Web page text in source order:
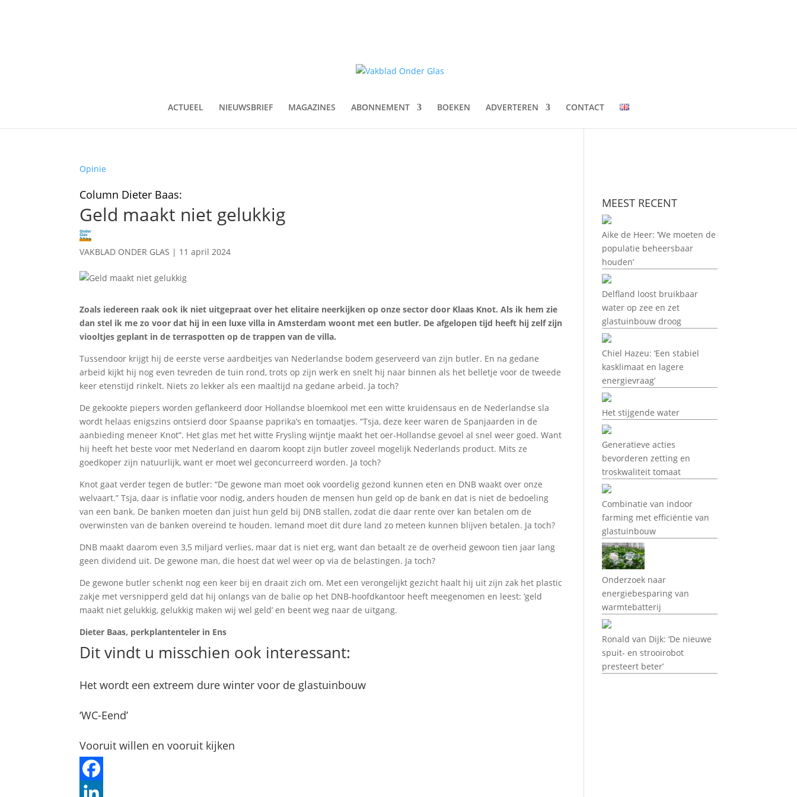
ACTUEEL NIEUWSBRIEF MAGAZINES ABONNEMENT BOEKEN ADVERTEREN CONTACT
Opinie
Column Dieter Baas:
Geld maakt niet gelukkig
VAKBLAD ONDER GLAS | 11 april 2024
Zoals iedereen raak ook ik niet uitgepraat over het elitaire neerkijken op onze sector door Klaas Knot. Als ik hem zie
dan stel ik me zo voor dat hij in een luxe villa in Amsterdam woont met een butler. De afgelopen tijd heeft hij zelf zijn
viooltjes geplant in de terraspotten op de trappen van de villa.
Tussendoor krijgt hij de eerste verse aardbeitjes van Nederlandse bodem geserveerd van zijn butler. En na gedane
arbeid kijkt hij nog even tevreden de tuin rond, trots op zijn werk en snelt hij naar binnen als het belletje voor de tweede
keer etenstijd rinkelt. Niets zo lekker als een maaltijd na gedane arbeid. Ja toch?
De gekookte piepers worden geflankeerd door Hollandse bloemkool met een witte kruidensaus en de Nederlandse sla
wordt helaas enigszins ontsierd door Spaanse paprika’s en tomaatjes. “Tsja, deze keer waren de Spanjaarden in de
aanbieding meneer Knot”. Het glas met het witte Frysling wijntje maakt het oer-Hollandse gevoel al snel weer goed. Want
hij heeft het beste voor met Nederland en daarom koopt zijn butler zoveel mogelijk Nederlands product. Mits ze
goedkoper zijn natuurlijk, want er moet wel geconcurreerd worden. Ja toch?
Knot gaat verder tegen de butler: “De gewone man moet ook voordelig gezond kunnen eten en DNB waakt over onze
welvaart.” Tsja, daar is inflatie voor nodig, anders houden de mensen hun geld op de bank en dat is niet de bedoeling
van een bank. De banken moeten dan juist hun geld bij DNB stallen, zodat die daar rente over kan betalen om de
overwinsten van de banken overeind te houden. Iemand moet dit dure land zo meteen kunnen blijven betalen. Ja toch?
DNB maakt daarom even 3,5 miljard verlies, maar dat is niet erg, want dan betaalt ze de overheid gewoon tien jaar lang
geen dividend uit. De gewone man, die hoest dat wel weer op via de belastingen. Ja toch?
De gewone butler schenkt nog een keer bij en draait zich om. Met een verongelijkt gezicht haalt hij uit zijn zak het plastic
zakje met versnipperd geld dat hij onlangs van de balie op het DNB-hoofdkantoor heeft meegenomen en leest: ‘geld
maakt niet gelukkig, gelukkig maken wij wel geld’ en beent weg naar de uitgang.
Dieter Baas, perkplantenteler in Ens
Dit vindt u misschien ook interessant:
Het wordt een extreem dure winter voor de glastuinbouw
‘WC-Eend’
Vooruit willen en vooruit kijken
MEEST RECENT
Aike de Heer: ‘We moeten de
populatie beheersbaar
houden’
Delfland loost bruikbaar
water op zee en zet
glastuinbouw droog
Chiel Hazeu: ‘Een stabiel
kasklimaat en lagere
energievraag’
Het stijgende water
Generatieve acties
bevorderen zetting en
troskwaliteit tomaat
Combinatie van indoor
farming met efficiëntie van
glastuinbouw
Onderzoek naar
energiebesparing van
warmtebatterij
Ronald van Dijk: ‘De nieuwe
spuit- en strooirobot
presteert beter’